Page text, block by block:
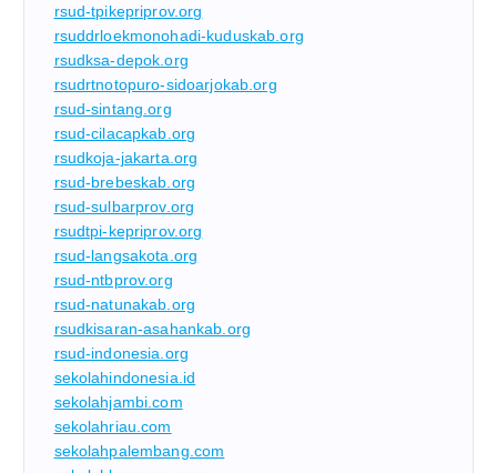
rsud-tpikepriprov.org
rsuddrloekmonohadi-kuduskab.org
rsudksa-depok.org
rsudrtnotopuro-sidoarjokab.org
rsud-sintang.org
rsud-cilacapkab.org
rsudkoja-jakarta.org
rsud-brebeskab.org
rsud-sulbarprov.org
rsudtpi-kepriprov.org
rsud-langsakota.org
rsud-ntbprov.org
rsud-natunakab.org
rsudkisaran-asahankab.org
rsud-indonesia.org
sekolahindonesia.id
sekolahjambi.com
sekolahriau.com
sekolahpalembang.com